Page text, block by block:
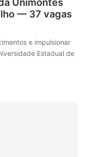
Unimontes
— 37 vagas
e impulsionar
Estadual de